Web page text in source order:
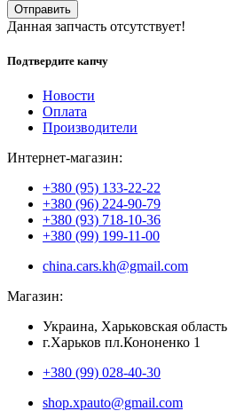
Отправить
Данная запчасть отсутствует!
Подтвердите капчу
Новости
Оплата
Производители
Интернет-магазин:
+380 (95) 133-22-22
+380 (96) 224-90-79
+380 (93) 718-10-36
+380 (99) 199-11-00
china.cars.kh@gmail.com
Магазин:
Украина, Харьковская область
г.Харьков пл.Кононенко 1
+380 (99) 028-40-30
shop.xpauto@gmail.com